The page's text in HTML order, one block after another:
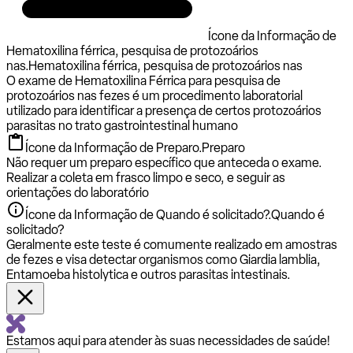
Ícone da Informação de
Hematoxilina férrica, pesquisa de protozoários
nas.Hematoxilina férrica, pesquisa de protozoários nas
O exame de Hematoxilina Férrica para pesquisa de
protozoários nas fezes é um procedimento laboratorial
utilizado para identificar a presença de certos protozoários
parasitas no trato gastrointestinal humano
Ícone da Informação de Preparo.Preparo
Não requer um preparo específico que anteceda o exame.
Realizar a coleta em frasco limpo e seco, e seguir as
orientações do laboratório
Ícone da Informação de Quando é solicitado?.Quando é
solicitado?
Geralmente este teste é comumente realizado em amostras
de fezes e visa detectar organismos como Giardia lamblia,
Entamoeba histolytica e outros parasitas intestinais.
Estamos aqui para atender às suas necessidades de saúde!